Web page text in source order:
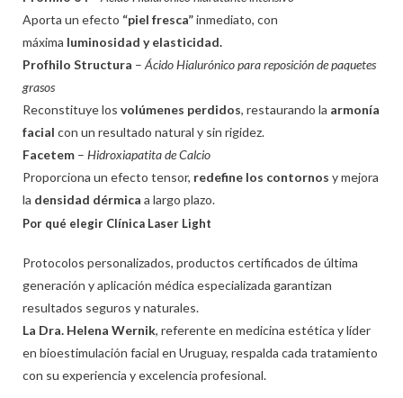
Aporta un efecto “piel fresca”inmediato, con
máxima luminosidad y elasticidad.
Profhilo Structura – Ácido Hialurónico para reposición de paquetes
grasos
Reconstituye los volúmenes perdidos, restaurando la armonía
facial con un resultado natural y sin rigidez.
Facetem – Hidroxiapatita de Calcio
Proporciona un efecto tensor, redefine los contornos y mejora
la densidad dérmica a largo plazo.
Por qué elegir Clínica Laser Light
Protocolos personalizados, productos certificados de última
generación y aplicación médica especializada garantizan
resultados seguros y naturales.
La Dra. Helena Wernik, referente en medicina estética y líder
en bioestimulación facial en Uruguay, respalda cada tratamiento
con su experiencia y excelencia profesional.